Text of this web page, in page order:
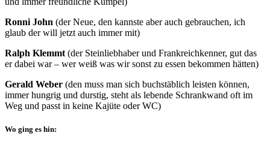
Ronni John (der Neue, den kannste aber auch gebrauchen, ich
glaub der will jetzt auch immer mit)
Ralph Klemmt (der Steinliebhaber und Frankreichkenner, gut das
er dabei war – wer weiß was wir sonst zu essen bekommen hätten)
Gerald Weber (den muss man sich buchstäblich leisten können,
immer hungrig und durstig, steht als lebende Schrankwand oft im
Weg und passt in keine Kajüte oder WC)
Wo ging es hin: